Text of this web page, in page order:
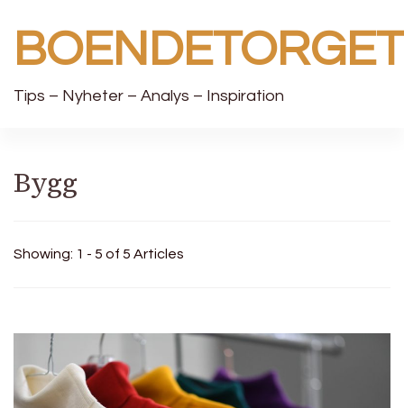
BOENDETORGET
Tips – Nyheter – Analys – Inspiration
Bygg
Showing: 1 - 5 of 5 Articles